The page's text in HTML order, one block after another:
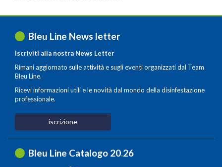
Bleu Line News letter
Iscriviti alla nostra News Letter
Rimani aggiornato sulle attività e sugli eventi organizzati dal Team
Bleu Line.
Ricevi informazioni utili e le novità dal mondo della disinfestazione
professionale.
iscrizione
Bleu Line Catalogo 20.26